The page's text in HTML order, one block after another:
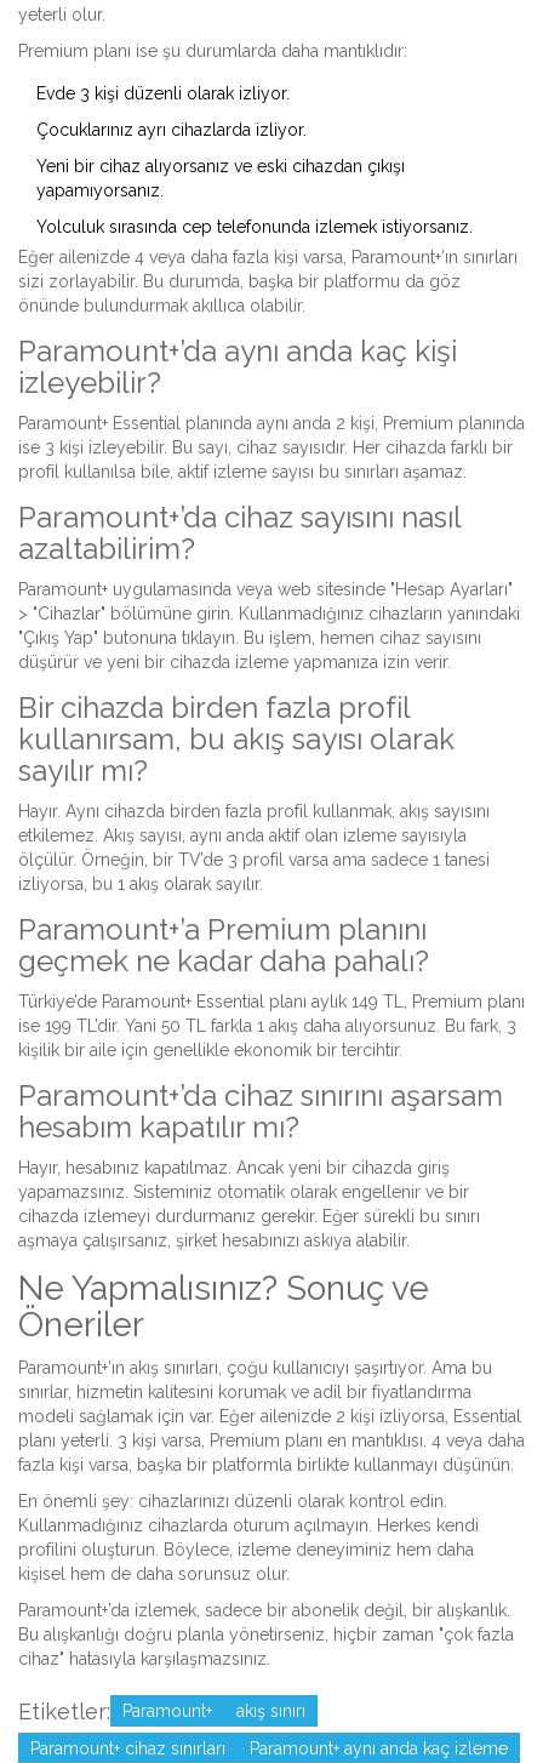
yeterli olur.
Premium planı ise şu durumlarda daha mantıklıdır:
Evde 3 kişi düzenli olarak izliyor.
Çocuklarınız ayrı cihazlarda izliyor.
Yeni bir cihaz alıyorsanız ve eski cihazdan çıkışı
yapamıyorsanız.
Yolculuk sırasında cep telefonunda izlemek istiyorsanız.
Eğer ailenizde 4 veya daha fazla kişi varsa, Paramount+’ın sınırları
sizi zorlayabilir. Bu durumda, başka bir platformu da göz
önünde bulundurmak akıllıca olabilir.
Paramount+’da aynı anda kaç kişi
izleyebilir?
Paramount+ Essential planında aynı anda 2 kişi, Premium planında
ise 3 kişi izleyebilir. Bu sayı, cihaz sayısıdır. Her cihazda farklı bir
profil kullanılsa bile, aktif izleme sayısı bu sınırları aşamaz.
Paramount+’da cihaz sayısını nasıl
azaltabilirim?
Paramount+ uygulamasında veya web sitesinde "Hesap Ayarları"
> "Cihazlar" bölümüne girin. Kullanmadığınız cihazların yanındaki
"Çıkış Yap" butonuna tıklayın. Bu işlem, hemen cihaz sayısını
düşürür ve yeni bir cihazda izleme yapmanıza izin verir.
Bir cihazda birden fazla profil
kullanırsam, bu akış sayısı olarak
sayılır mı?
Hayır. Aynı cihazda birden fazla profil kullanmak, akış sayısını
etkilemez. Akış sayısı, aynı anda aktif olan izleme sayısıyla
ölçülür. Örneğin, bir TV’de 3 profil varsa ama sadece 1 tanesi
izliyorsa, bu 1 akış olarak sayılır.
Paramount+’a Premium planını
geçmek ne kadar daha pahalı?
Türkiye’de Paramount+ Essential planı aylık 149 TL, Premium planı
ise 199 TL’dir. Yani 50 TL farkla 1 akış daha alıyorsunuz. Bu fark, 3
kişilik bir aile için genellikle ekonomik bir tercihtir.
Paramount+’da cihaz sınırını aşarsam
hesabım kapatılır mı?
Hayır, hesabınız kapatılmaz. Ancak yeni bir cihazda giriş
yapamazsınız. Sisteminiz otomatik olarak engellenir ve bir
cihazda izlemeyi durdurmanız gerekir. Eğer sürekli bu sınırı
aşmaya çalışırsanız, şirket hesabınızı askıya alabilir.
Ne Yapmalısınız? Sonuç ve
Öneriler
Paramount+’ın akış sınırları, çoğu kullanıcıyı şaşırtıyor. Ama bu
sınırlar, hizmetin kalitesini korumak ve adil bir fiyatlandırma
modeli sağlamak için var. Eğer ailenizde 2 kişi izliyorsa, Essential
planı yeterli. 3 kişi varsa, Premium planı en mantıklısı. 4 veya daha
fazla kişi varsa, başka bir platformla birlikte kullanmayı düşünün.
En önemli şey: cihazlarınızı düzenli olarak kontrol edin.
Kullanmadığınız cihazlarda oturum açılmayın. Herkes kendi
profilini oluşturun. Böylece, izleme deneyiminiz hem daha
kişisel hem de daha sorunsuz olur.
Paramount+’da izlemek, sadece bir abonelik değil, bir alışkanlık.
Bu alışkanlığı doğru planla yönetirseniz, hiçbir zaman "çok fazla
cihaz" hatasıyla karşılaşmazsınız.
Etiketler: Paramount+
akış sınırı
Paramount+ cihaz sınırları
Paramount+ aynı anda kaç izleme